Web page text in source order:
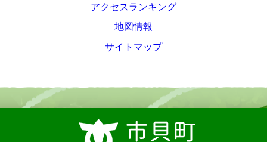
アクセスランキング
地図情報
サイトマップ